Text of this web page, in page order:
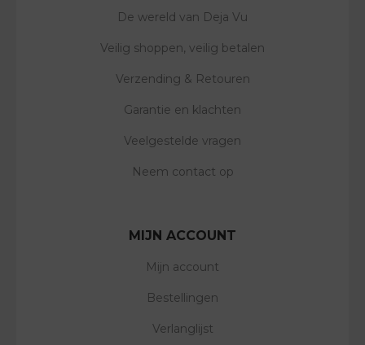
De wereld van Deja Vu
Veilig shoppen, veilig betalen
Verzending & Retouren
Garantie en klachten
Veelgestelde vragen
Neem contact op
MIJN ACCOUNT
Mijn account
Bestellingen
Verlanglijst